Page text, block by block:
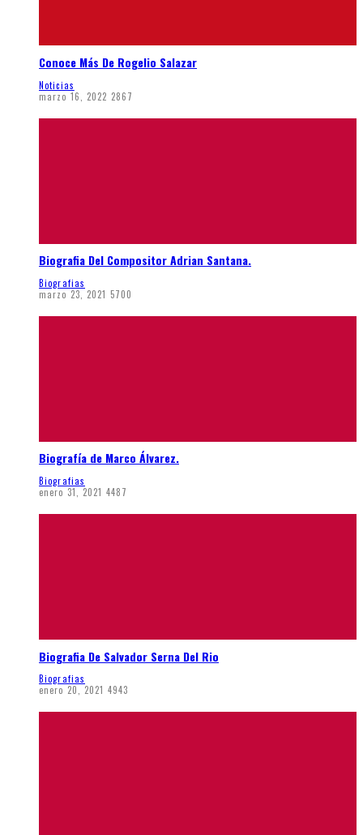
Conoce Más De Rogelio Salazar
Noticias
marzo 16, 2022 2867
Biografia Del Compositor Adrian Santana.
Biografias
marzo 23, 2021 5700
Biografía de Marco Álvarez.
Biografias
enero 31, 2021 4487
Biografia De Salvador Serna Del Rio
Biografias
enero 20, 2021 4943